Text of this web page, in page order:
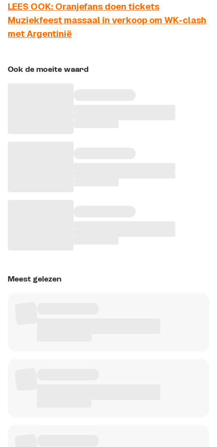
LEES OOK: Oranjefans doen tickets
Muziekfeest massaal in verkoop om WK-clash
met Argentinië
Ook de moeite waard
Meest gelezen